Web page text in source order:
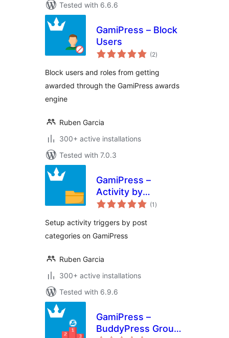
Tested with 6.6.6
GamiPress – Block
Users
(2total
ratings
)
Block users and roles from getting
awarded through the GamiPress awards
engine
Ruben Garcia
300+ active installations
Tested with 7.0.3
GamiPress –
Activity by
Category
(1 total
ratings
)
Setup activity triggers by post
categories on GamiPress
Ruben Garcia
300+ active installations
Tested with 6.9.6
GamiPress –
BuddyPress Group